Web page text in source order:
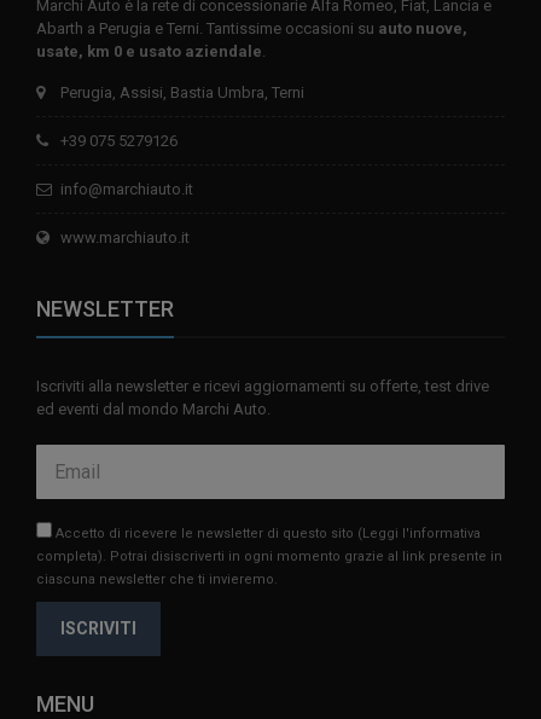
Marchi Auto è la rete di concessionarie Alfa Romeo, Fiat, Lancia e
Abarth a Perugia e Terni. Tantissime occasioni su auto nuove,
usate, km 0 e usato aziendale.
Perugia, Assisi, Bastia Umbra, Terni
+39 075 5279126
info@marchiauto.it
www.marchiauto.it
NEWSLETTER
Iscriviti alla newsletter e ricevi aggiornamenti su offerte, test drive
ed eventi dal mondo Marchi Auto.
Accetto di ricevere le newsletter di questo sito (Leggi l'informativa
completa). Potrai disiscriverti in ogni momento grazie al link presente in
ciascuna newsletter che ti invieremo.
ISCRIVITI
MENU